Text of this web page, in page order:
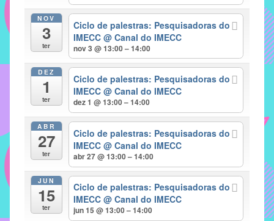
sociais
profissionais
alunos,
professores
pacificadoras
NOV
3
ter
Ciclo de palestras: Pesquisadoras do
IMECC@ Canal do IMECC
nov 3 @ 13:00 – 14:00
DEZ
1
ter
Ciclo de palestras: Pesquisadoras do
IMECC@ Canal do IMECC
dez 1 @ 13:00 – 14:00
ABR
27
ter
Ciclo de palestras: Pesquisadoras do
IMECC@ Canal do IMECC
abr 27 @ 13:00 – 14:00
JUN
15
ter
Ciclo de palestras: Pesquisadoras do
IMECC@ Canal do IMECC
jun 15 @ 13:00 – 14:00